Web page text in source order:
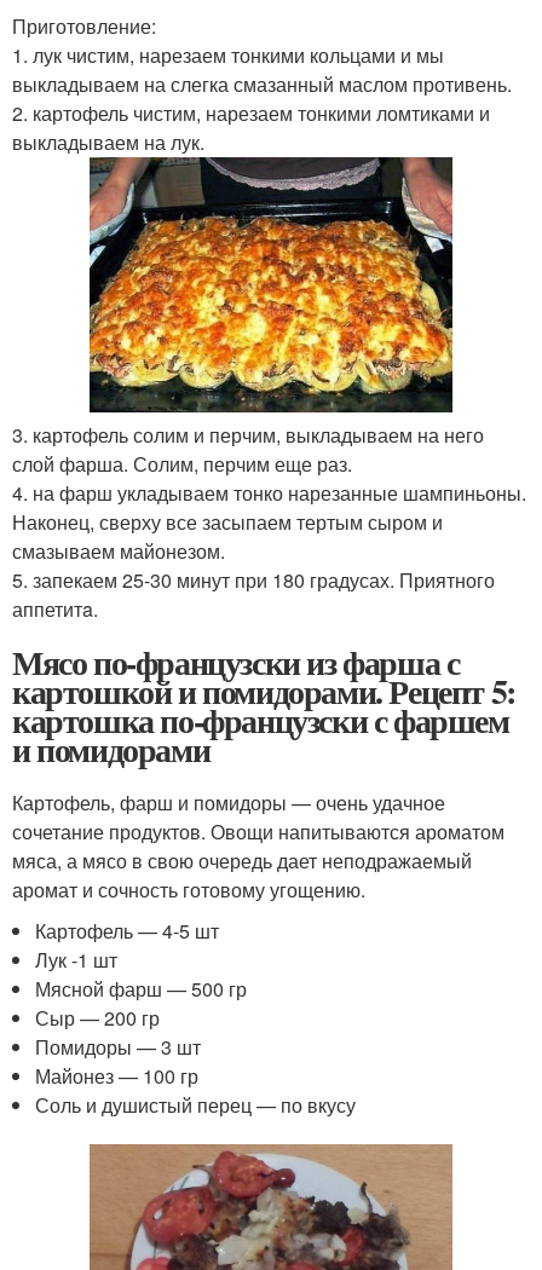
Приготовление:
1. лук чистим, нарезаем тонкими кольцами и мы
выкладываем на слегка смазанный маслом противень.
2. картофель чистим, нарезаем тонкими ломтиками и
выкладываем на лук.
3. картофель солим и перчим, выкладываем на него
слой фарша. Солим, перчим еще раз.
4. на фарш укладываем тонко нарезанные шампиньоны.
Наконец, сверху все засыпаем тертым сыром и
смазываем майонезом.
5. запекаем 25-30 минут при 180 градусах. Приятного
аппетитa.
Мясо по-французски из фарша с
картошкой и помидорами. Рецепт 5:
картошка по-французски с фаршем
и помидорами
Картофель, фарш и помидоры — очень удачное
сочетание продуктов. Овощи напитываются ароматом
мяса, а мясо в свою очередь дает неподражаемый
аромат и сочность готовому угощению.
Картофель — 4-5 шт
Лук -1 шт
Мясной фарш — 500 гр
Сыр — 200 гр
Помидоры — 3 шт
Майонез — 100 гр
Соль и душистый перец — по вкусу